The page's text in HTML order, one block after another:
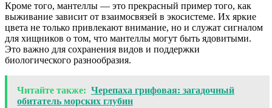
Кроме того, мантеллы — это прекрасный пример того, как
выживание зависит от взаимосвязей в экосистеме. Их яркие
цвета не только привлекают внимание, но и служат сигналом
для хищников о том, что мантеллы могут быть ядовитыми.
Это важно для сохранения видов и поддержки
биологического разнообразия.
Читайте также: Черепаха грифовая: загадочный
обитатель морских глубин